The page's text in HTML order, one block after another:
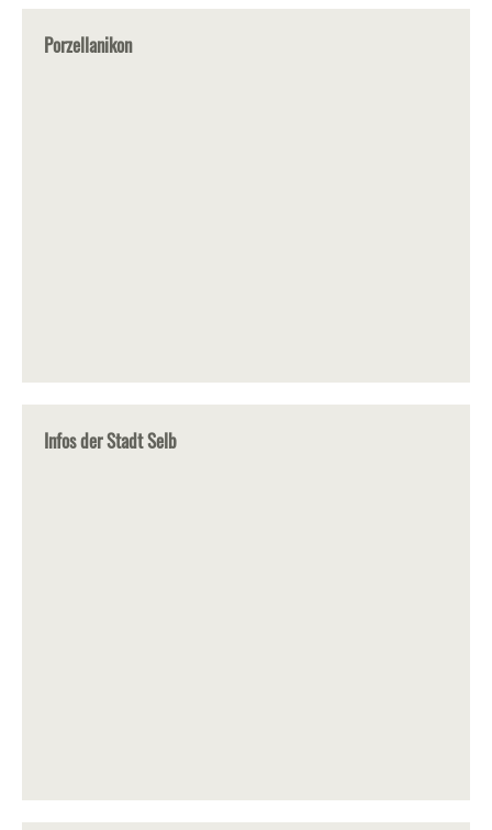
Porzellanikon
Infos der Stadt Selb